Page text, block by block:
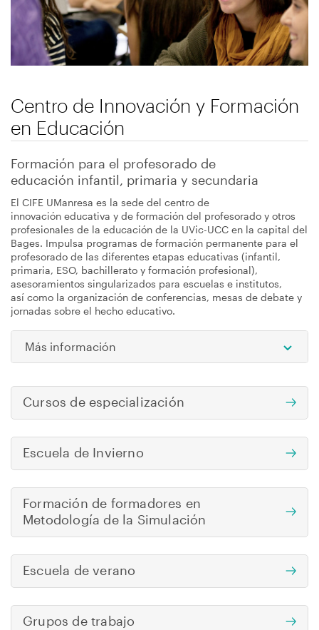
navegación
Centro de Innovación y Formación
en Educación
Formación para el profesorado de
educación infantil, primaria y secundaria
El CIFE UManresa es la sede del centro de
innovación educativa y de formación del profesorado y otros
profesionales de la educación de la UVic-UCC en la capital del
Bages. Impulsa programas de formación permanente para el
profesorado de las diferentes etapas educativas (infantil,
primaria, ESO, bachillerato y formación profesional),
asesoramientos singularizados para escuelas e institutos,
así como la organización de conferencias, mesas de debate y
jornadas sobre el hecho educativo.
Más información
Cursos de especialización
Escuela de Invierno
Formación de formadores en
Metodología de la Simulación
Escuela de verano
Grupos de trabajo